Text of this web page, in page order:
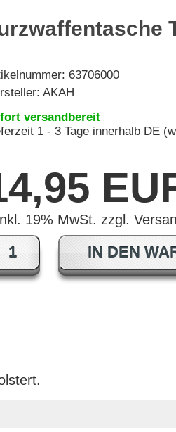
63706000
AKAH
versandbereit
1 - 3 Tage innerhalb DE (
IN DEN